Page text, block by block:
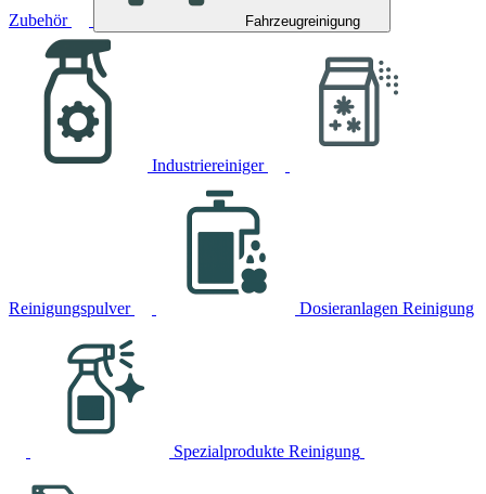
Zubehör Fahrzeugreinigung
Industriereiniger
Reinigungspulver Dosieranlagen Reinigung
Spezialprodukte Reinigung